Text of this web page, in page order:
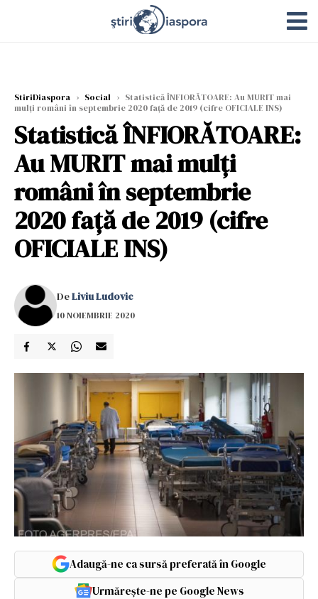
StiriDiaspora › Social › Statistică ÎNFIORĂTOARE: Au MURIT mai
mulți români în septembrie 2020 față de 2019 (cifre OFICIALE INS)
Statistică ÎNFIORĂTOARE:
Au MURIT mai mulți
români în septembrie
2020 față de 2019 (cifre
OFICIALE INS)
DeLiviu Ludovic
10 NOIEMBRIE 2020
Adaugă-ne ca sursă preferată în Google
Urmărește-ne pe Google News